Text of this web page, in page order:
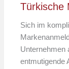
Türkische
Sich im
Unternehmen
entmutigende